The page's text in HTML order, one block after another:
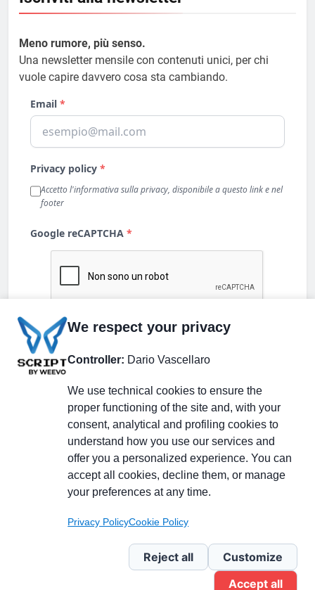
Meno rumore, più senso.
Una newsletter mensile con contenuti unici, per chi
vuole capire davvero cosa sta cambiando.
Partecipa alla discussione
Pagina Linkedin
Newsletter Linkedin
We respect your privacy
Controller: Dario Vascellaro
We use technical cookies to ensure the
proper functioning of the site and, with your
consent, analytical and profiling cookies to
understand how you use our services and
offer you a personalized experience. You can
accept all cookies, decline them, or manage
your preferences at any time.
Privacy PolicyCookie Policy
Reject all
Customize
Accept all